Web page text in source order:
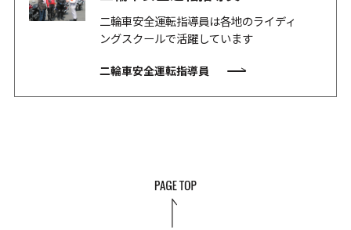
二輪車安全運転指導員は各地のライディ
ングスクールで活躍しています
二輪車安全運転指導員